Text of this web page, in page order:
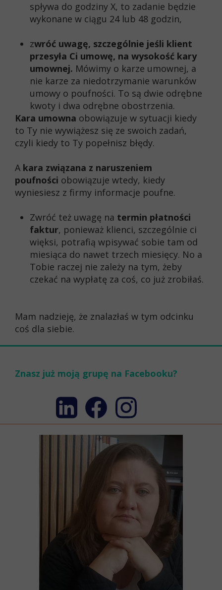
spływa do godziny X, to zadanie będzie
wykonane w ciągu 24 lub 48 godzin,
zwróć uwagę, szczególnie jeśli klient
przesyła Ci umowę, na wysokość kary
umownej. Mówimy o karze umownej, a
nie karze za niedotrzymanie warunków
umowy o poufności. To są dwie odrębne
kwoty i dwa odrębne obostrzenia.
Kara umowna obowiązuje w sytuacji kiedy
to Ty nie wywiążesz się ze swoich zadań,
czyli kiedy to Ty popełnisz błędy.
A kara związana z naruszeniem
poufności obowiązuje wtedy, kiedy
wyniesiesz z firmy informacje poufne.
Zwróć też uwagę na termin płatności
faktur, ponieważ klienci, szczególnie ci
więksi, potrafią wpisywać sobie tam od
miesiąca do nawet trzech miesięcy. No a
Tobie raczej nie zależy na tym, żeby
czekać na wypłatę za coś, co już zrobiłaś.
Mam nadzieję, że znalazłaś w tym odcinku
coś dla siebie.
Znasz już moją grupę na Facebooku?